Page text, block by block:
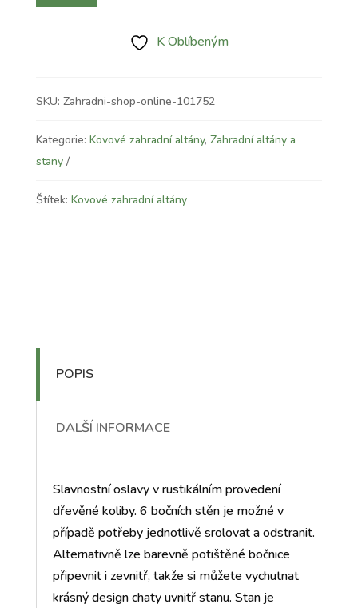
K Oblíbeným
SKU: Zahradni-shop-online-101752
Kategorie: Kovové zahradní altány, Zahradní altány a
stany
Štítek: Kovové zahradní altány
POPIS
DALŠÍ INFORMACE
Slavnostní oslavy v rustikálním provedení
dřevěné koliby. 6 bočních stěn je možné v
případě potřeby jednotlivě srolovat a odstranit.
Alternativně lze barevně potištěné bočnice
připevnit i zevnitř, takže si můžete vychutnat
krásný design chaty uvnitř stanu. Stan je